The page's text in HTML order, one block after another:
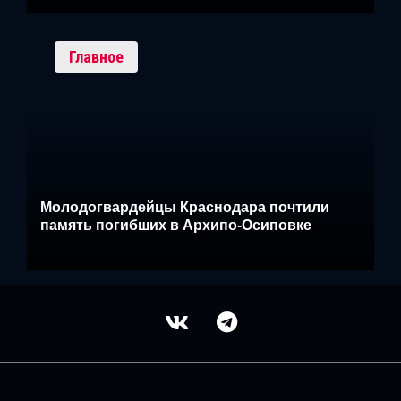
Главное
Молодогвардейцы Краснодара почтили
память погибших в Архипо-Осиповке